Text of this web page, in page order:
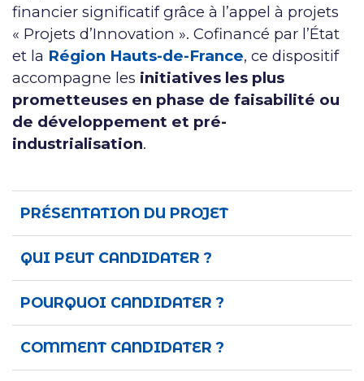
financier significatif grâce à l’appel à projets
« Projets d’Innovation ». Cofinancé par l’État
et la Région Hauts-de-France, ce dispositif
accompagne les initiatives les plus
prometteuses en phase de faisabilité ou
de développement et pré-
industrialisation.
PRÉSENTATION DU PROJET
QUI PEUT CANDIDATER ?
POURQUOI CANDIDATER ?
COMMENT CANDIDATER ?